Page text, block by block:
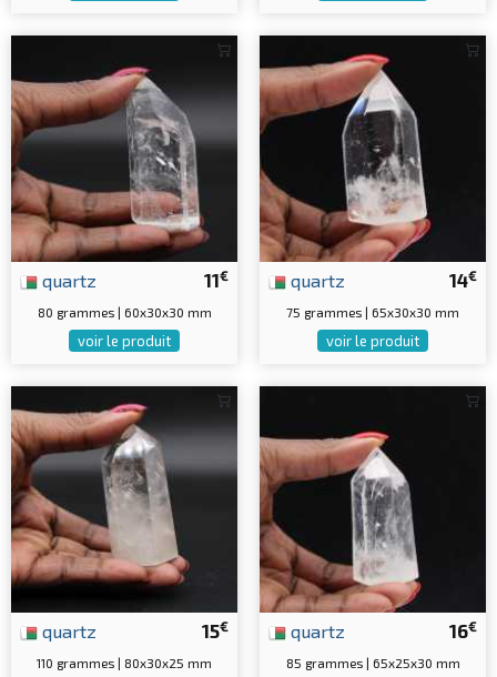
11€
quartz
80 grammes | 60x30x30 mm
voir le produit
14€
quartz
75 grammes | 65x30x30 mm
voir le produit
15€
quartz
110 grammes | 80x30x25 mm
16€
quartz
85 grammes | 65x25x30 mm